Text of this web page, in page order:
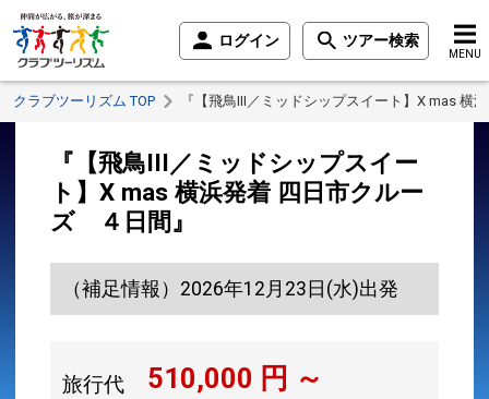
ログイン ツアー検索
MENU
クラブツーリズム TOP 『【飛鳥III／ミッドシップスイート】X mas
『【飛鳥III／ミッドシップスイー
ト】X mas 横浜発着 四日市クルー
ズ ４日間』
（補足情報）2026年12月23日(水)出発
旅行代
510,000 円 ～